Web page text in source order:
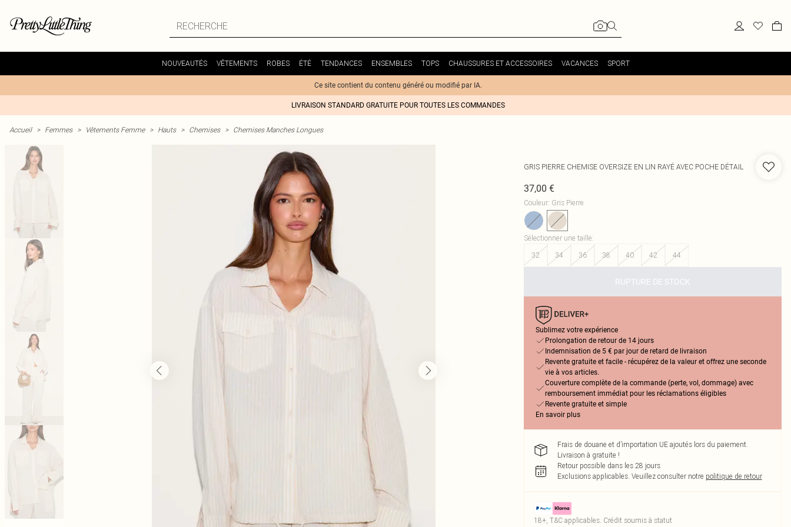
NOUVEAUTÉS VÊTEMENTS ROBES ÉTÉ TENDANCES ENSEMBLES TOPS CHAUSSURES ET ACCESSOIRES VACANCES SPORT
Ce site contient du contenu généré ou modifié par IA.
LIVRAISON STANDARD GRATUITE POUR TOUTES LES COMMANDES
Accueil > Femmes > Vêtements Femme > Hauts > Chemises > Chemises Manches Longues
GRIS PIERRE CHEMISE OVERSIZE EN LIN RAYÉ AVEC POCHE DÉTAIL
37,00 €
Couleur: Gris Pierre
Sélectionner une taille:
32
34 36 38 40 42 44
RUPTURE DE STOCK
Sublimez votre expérience
Prolongation de retour de 14 jours
Indemnisation de 5 € par jour de retard de livraison
Revente gratuite et facile - récupérez de la valeur et offrez une seconde
vie à vos articles.
Couverture complète de la commande (perte, vol, dommage) avec
remboursement immédiat pour les réclamations éligibles
Revente gratuite et simple
En savoir plus
Frais de douane et d’importation UE ajoutés lors du paiement.
Livraison à gratuite !
Retour possible dans les 28 jours
Exclusions applicables. Veuillez consulter notre politique de retour
18+, T&C applicables. Crédit soumis à statut